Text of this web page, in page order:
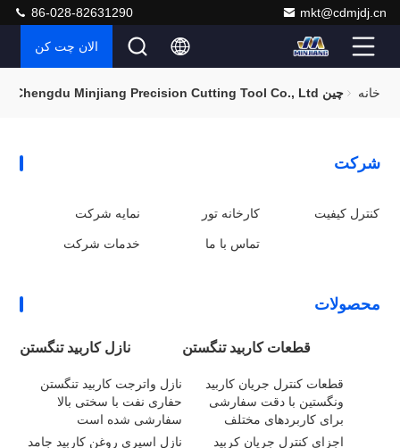
mkt@cdmjdj.cn
86-028-82631290
الان چت کن
خانه چین Chengdu Minjiang Precision Cutting Tool Co., Ltd. نقشه سایت
شرکت
نمایه شرکت کارخانه تور کنترل کیفیت
خدمات شرکت تماس با ما
محصولات
قطعات کاربید تنگستن
قطعات کنترل جریان کاربید
ونگستین با دقت سفارشی
برای کاربردهای مختلف
اجزای کنترل جریان کربید
نازل کاربید تنگستن
نازل واترجت کاربید تنگستن
حفاری نفت با سختی بالا
سفارشی شده است
نازل اسپری روغن کاربید جامد